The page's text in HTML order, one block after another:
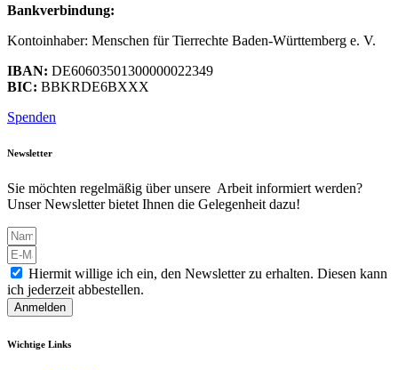
Bankverbindung:
Kontoinhaber: Menschen für Tierrechte Baden-Württemberg e. V.
IBAN: DE60603501300000022349
BIC: BBKRDE6BXXX
Spenden
Newsletter
Sie möchten regelmäßig über unsere Arbeit informiert werden?
Unser Newsletter bietet Ihnen die Gelegenheit dazu!
Hiermit willige ich ein, den Newsletter zu erhalten. Diesen kann
ich jederzeit abbestellen.
Anmelden
Wichtige Links